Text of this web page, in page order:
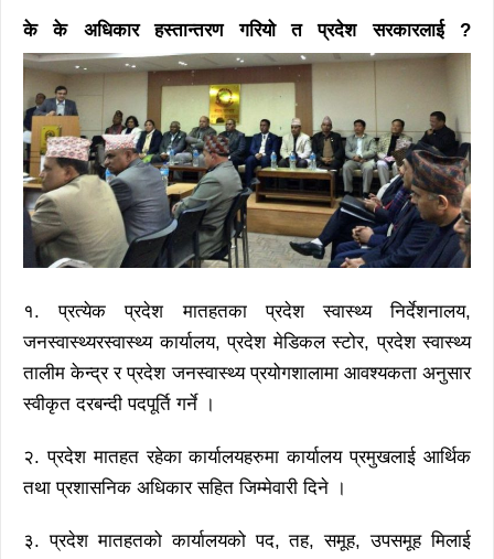
के के अधिकार हस्तान्तरण गरियो त प्रदेश सरकारलाई ?
१. प्रत्येक प्रदेश मातहतका प्रदेश स्वास्थ्य निर्देशनालय,
जनस्वास्थ्यरस्वास्थ्य कार्यालय, प्रदेश मेडिकल स्टोर, प्रदेश स्वास्थ्य
तालीम केन्द्र र प्रदेश जनस्वास्थ्य प्रयोगशालामा आवश्यकता अनुसार
स्वीकृत दरबन्दी पदपूर्ति गर्ने ।
२. प्रदेश मातहत रहेका कार्यालयहरुमा कार्यालय प्रमुखलाई आर्थिक
तथा प्रशासनिक अधिकार सहित जिम्मेवारी दिने ।
३. प्रदेश मातहतको कार्यालयको पद, तह, समूह, उपसमूह मिलाई